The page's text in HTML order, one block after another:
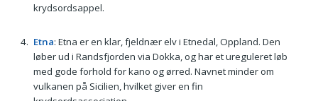
krydsordsappel.
Etna: Etna er en klar, fjeldnær elv i Etnedal, Oppland. Den
løber ud i Randsfjorden via Dokka, og har et ureguleret løb
med gode forhold for kano og ørred. Navnet minder om
vulkanen på Sicilien, hvilket giver en fin